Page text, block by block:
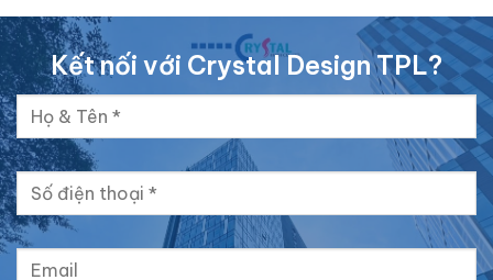
Kết nối với Crystal Design TPL?